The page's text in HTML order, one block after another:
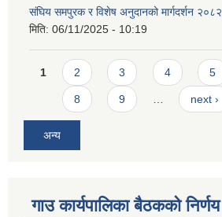
संघिय समपुरक र विशेष अनुदानको मार्गदर्शन २०८२
मिति: 06/11/2025 - 10:19
Pages
1 2 3 4 5
8 9 next ›
अन्य
गाउ कार्यपालिका बैठकको निर्णय